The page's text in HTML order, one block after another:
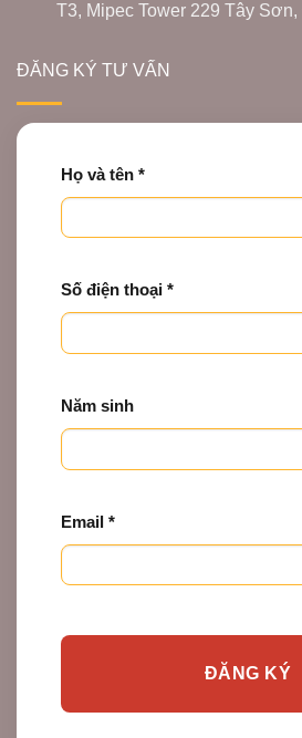
T3, Mipec Tower 229 Tây
ĐĂNG KÝ TƯ VẤN
Họ và tên *
Số điện thoại *
Năm sinh
Email *